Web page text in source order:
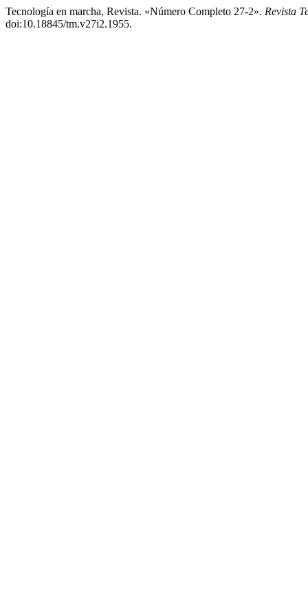
Tecnología en marcha, Revista. «Número Completo 27-2». Revista
doi:10.18845/tm.v27i2.1955.